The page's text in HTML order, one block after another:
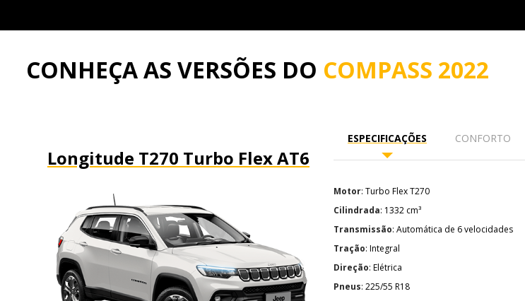
CONHEÇA AS VERSÕES DO COMPASS 2022
Longitude T270 Turbo Flex AT6
ESPECIFICAÇÕES CONFORTO
Motor : Turbo Flex T270
Cilindrada : 1332 cm³
Transmissão : Automática de 6 velocidades
Tração : Integral
Direção : Elétrica
Pneus : 225/55 R18